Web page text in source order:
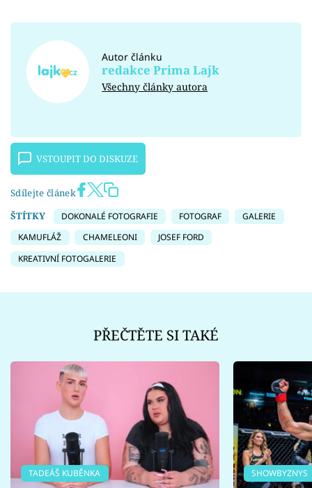
Autor článku
redakce Prima Lajk
Všechny články autora
VSTOUPIT DO DISKUZE
Sdílejte článek
ŠTÍTKY
DOKONALÉ FOTOGRAFIE FOTOGRAF
GALERIE
KAMUFLÁŽ
CHAMELEONI
JOSEF FORD
KREATIVNÍ FOTOGALERIE
PŘEČTĚTE SI TAKÉ
TADEÁŠ KUBĚNKA SHOWBYZNYS